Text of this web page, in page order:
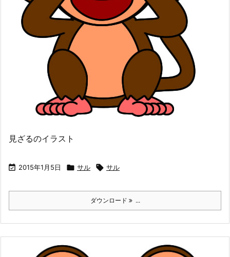
見ざるのイラスト
 2015年1月5日  サル  サル
ダウンロード ...